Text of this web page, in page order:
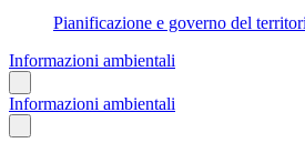
Pianificazione e governo del
Informazioni ambientali
Informazioni ambientali